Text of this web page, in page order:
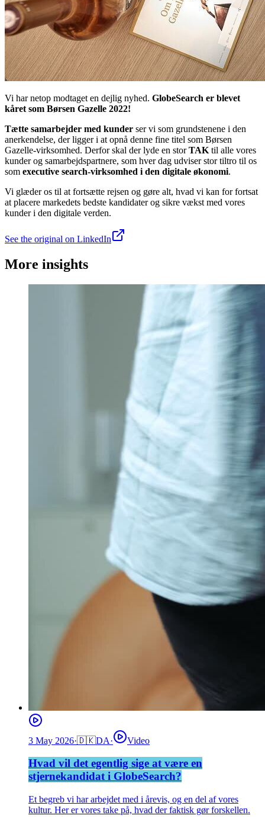
Vi har netop modtaget en dejlig nyhed. GlobeSearch er blevet
kåret som Børsen Gazelle 2022!
Tætte samarbejder med kunder ser vi som grundstenene i den
anerkendelse, der ligger i at opnå denne fine titel som Børsen
Gazelle-virksomhed. Derfor skal der lyde en storTAK til alle vores
kunder og samarbejdspartnere, som hver dag udviser stor tiltro til os
som executive search-virksomhed i den digitale økonomi.
Vi glæder os til at fortsætte rejsen og gøre alt, hvad vi kan for fortsat
at placere markedets bedste kandidater og sikre vækst med vores
kunder i den digitale verden.
See the original on LinkedIn
More insights
3 May 2026·🇩🇰DA· Video
Hvad vil det egentlig sige at være en
stjernekandidat i GlobeSearch?
Et begreb vi har arbejdet med i årevis, og en del af vores
kultur. Her er vores take på, hvad der faktisk gør forskellen.